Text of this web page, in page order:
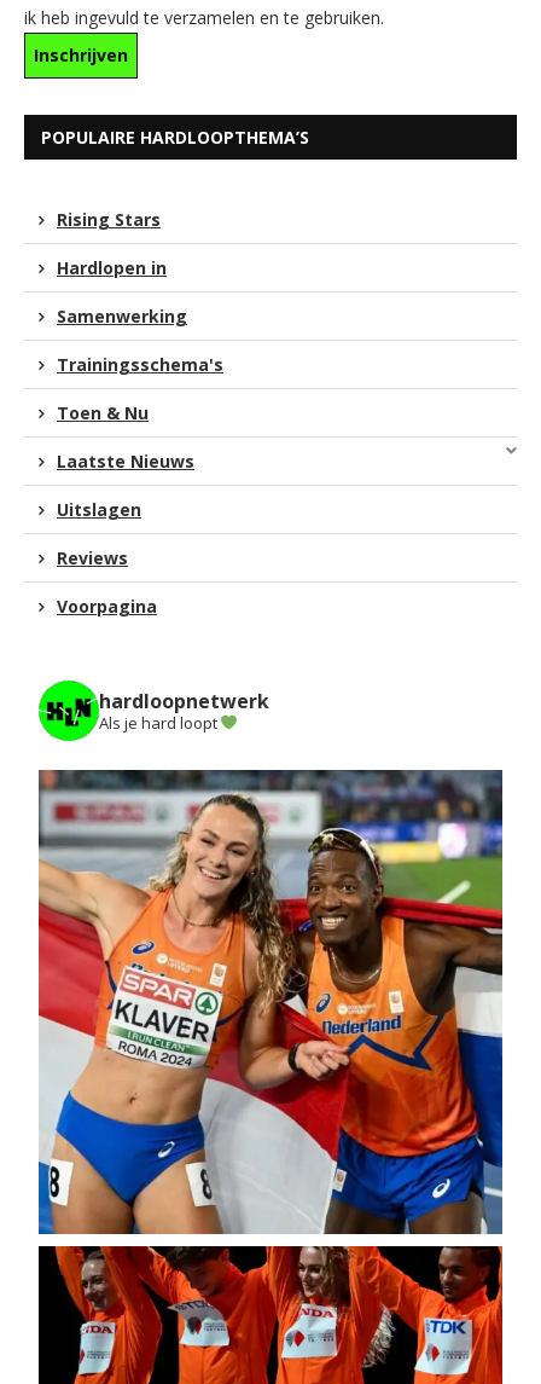
ik heb ingevuld te verzamelen en te gebruiken.
POPULAIRE HARDLOOPTHEMA’S
Rising Stars
Hardlopen in
Samenwerking
Trainingsschema's
Toen & Nu
Laatste Nieuws
Uitslagen
Reviews
Voorpagina
hardloopnetwerk
Als je hard loopt